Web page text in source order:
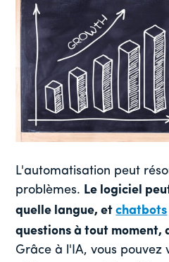
L'automatisation peut
problèmes. Le logiciel
quelle langue, etchatbots
questions à tout moment,
Grâce à l'IA, vous pouvez